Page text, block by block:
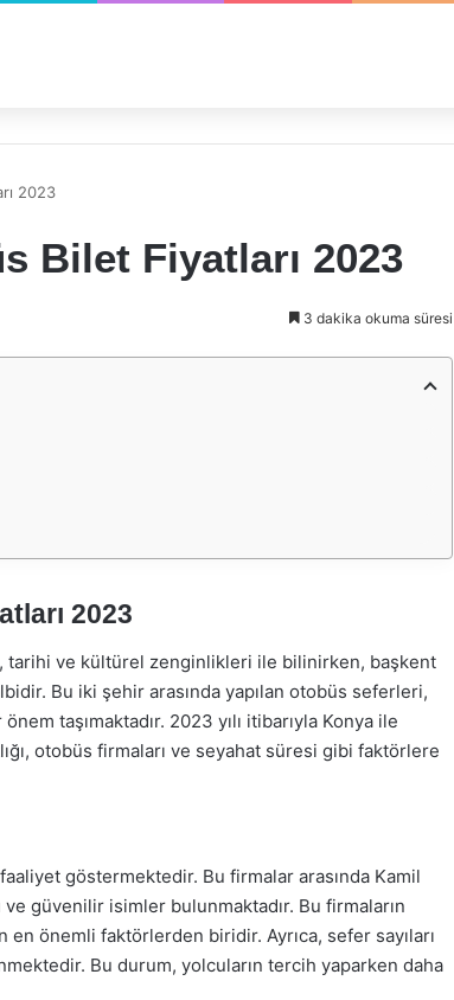
2023
Bilet Fiyatları 2023
3 dakika okuma süresi
2023
tarihi ve kültürel zenginlikleri ile bilinirken, başkent
Bu iki şehir arasında yapılan otobüs seferleri,
taşımaktadır. 2023 yılı itibarıyla Konya ile
otobüs firmaları ve seyahat süresi gibi faktörlere
göstermektedir. Bu firmalar arasında Kamil
güvenilir isimler bulunmaktadır. Bu firmaların
önemli faktörlerden biridir. Ayrıca, sefer sayıları
Bu durum, yolcuların tercih yaparken daha